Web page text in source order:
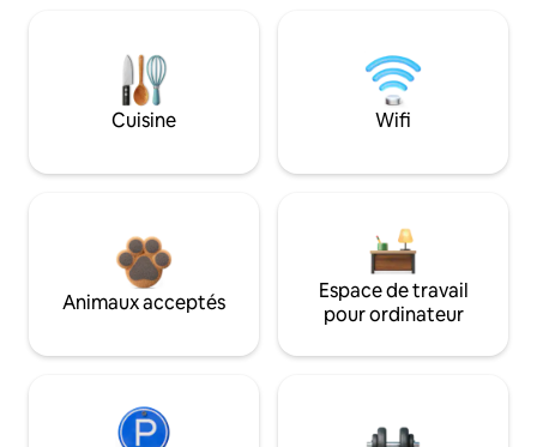
Cuisine Wifi
Animaux acceptés
Espace de travail
pour ordinateur